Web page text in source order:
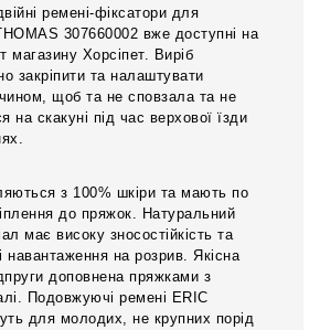
ремені-фіксатори для
307660002 вже доступні на
магазину Хорсіпет. Виріб
закріпити та налаштувати
щоб тане сповзала та не
на скакуні під час верхової їзди
з 100% шкіри та мають по
до пряжок. Натуральний
має високу зносостійкість та
навантаження на розрив. Якісна
доповнена пряжками з
Подовжуючі ремені ERIC
для молодих, не крупних порід